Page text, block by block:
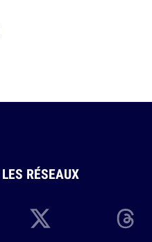
LES RÉSEAUX